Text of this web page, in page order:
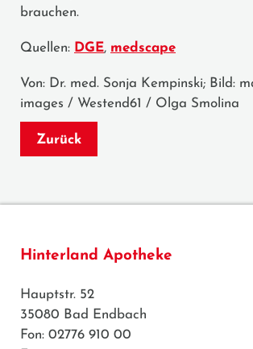
brauchen.
Quellen: DGE, medscape
Von: Dr. med. Sonja Kempinski; Bild:
images / Westend61 / Olga Smolina
Zurück
Hinterland Apotheke
Hauptstr. 52
35080 Bad Endbach
Fon: 02776 910 00